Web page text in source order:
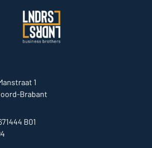
1
Brabant
B01